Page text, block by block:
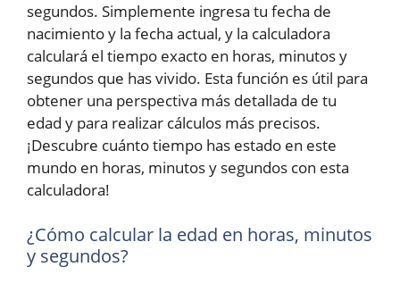
segundos. Simplemente ingresa tu fecha de
nacimiento y la fecha actual, y la calculadora
calculará el tiempo exacto en horas, minutos y
segundos que has vivido. Esta función es útil para
obtener una perspectiva más detallada de tu
edad y para realizar cálculos más precisos.
¡Descubre cuánto tiempo has estado en este
mundo en horas, minutos y segundos con esta
calculadora!
¿Cómo calcular la edad en horas, minutos
y segundos?